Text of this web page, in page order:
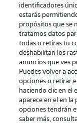
Publicidad
Gestionar las
Canales
Jugadores
Sello Editorial
identificadores
estarás
propósitos que se
tratamos datos
todas o retiras tu
deshabilitan los
anuncios que ves
Puedes volver a
opciones o retirar
haciendo clic en el
aparece en el en
opciones tendrán
saber más,